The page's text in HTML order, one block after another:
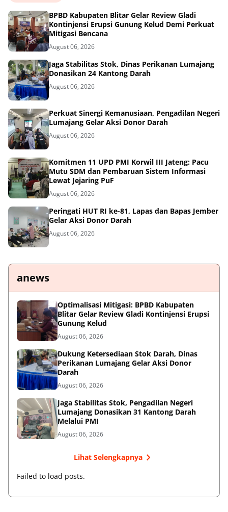
BPBD Kabupaten Blitar Gelar Review Gladi
Kontinjensi Erupsi Gunung Kelud Demi Perkuat
Mitigasi Bencana
August 06, 2026
Jaga Stabilitas Stok, Dinas Perikanan Lumajang
Donasikan 24 Kantong Darah
August 06, 2026
Perkuat Sinergi Kemanusiaan, Pengadilan Negeri
Lumajang Gelar Aksi Donor Darah
August 06, 2026
Komitmen 11 UPD PMI Korwil III Jateng: Pacu
Mutu SDM dan Pembaruan Sistem Informasi
Lewat Jejaring PuF
August 06, 2026
Peringati HUT RI ke-81, Lapas dan Bapas Jember
Gelar Aksi Donor Darah
August 06, 2026
anews
Optimalisasi Mitigasi: BPBD Kabupaten
Blitar Gelar Review Gladi Kontinjensi Erupsi
Gunung Kelud
August 06, 2026
Dukung Ketersediaan Stok Darah, Dinas
Perikanan Lumajang Gelar Aksi Donor
Darah
August 06, 2026
Jaga Stabilitas Stok, Pengadilan Negeri
Lumajang Donasikan 31 Kantong Darah
Melalui PMI
August 06, 2026
Lihat Selengkapnya
Failed to load posts.